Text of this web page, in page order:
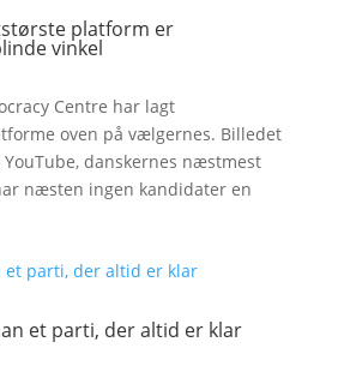
platform er
vinkel
Centre har lagt
oven på vælgernes. Billedet
danskernes næstmest
næsten ingen kandidater en
et parti, der altid er klar